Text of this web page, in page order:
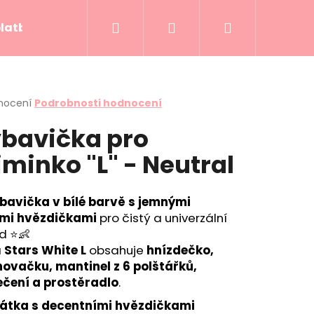
Kontakty Hodnocení obchodu
Přihlášení
Podrobnosti hodnocení
pro
"L" - Neutral
v bílé barvě s jemnými
hvězdičkami pro čistý a univerzální
⭐👶
Stars White L obsahuje hnízdečko,
mantinel z 6 polštářků,
a prostěradlo.
s decentními hvězdičkami
SKY